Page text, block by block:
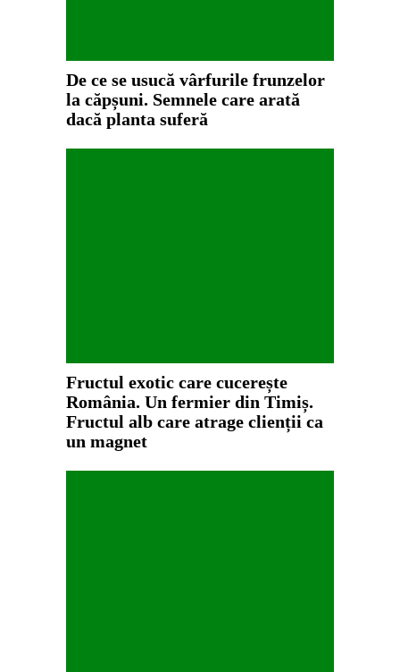
De ce se usucă vârfurile frunzelor
la căpșuni. Semnele care arată
dacă planta suferă
Fructul exotic care cucerește
România. Un fermier din Timiș.
Fructul alb care atrage clienții ca
un magnet